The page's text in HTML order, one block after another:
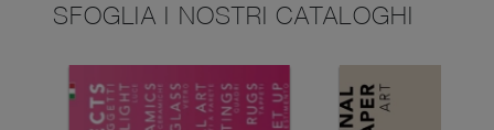
SFOGLIA I NOSTRI CATALOGHI